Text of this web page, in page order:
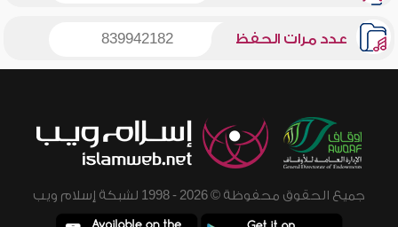
عدد مرات الحفظ 839942182
جميع الحقوق محفوظة © 2026 - 1998 لشبكة إسلام ويب